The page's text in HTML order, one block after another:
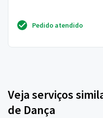
Pedido atendido
Veja serviços
de Dança